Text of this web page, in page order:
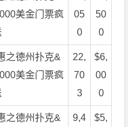
05
0
50
0
22,
70
3
$6,
00
0
9,4
$5,